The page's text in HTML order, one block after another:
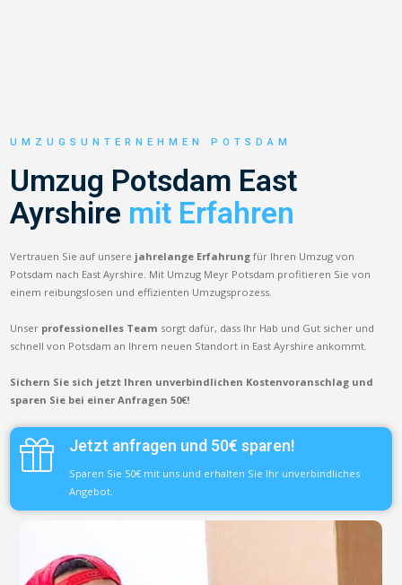
UMZUGSUNTERNEHMEN POTSDAM
Umzug Potsdam East
Ayrshire mit Erfahren
Vertrauen Sie auf unsere jahrelange Erfahrung für Ihren Umzug von
Potsdam nach East Ayrshire. Mit Umzug Meyr Potsdam profitieren Sie von
einem reibungslosen und effizienten Umzugsprozess.
Unser professionelles Team sorgt dafür, dass Ihr Hab und Gut sicher und
schnell von Potsdam an Ihrem neuen Standort in East Ayrshire ankommt.
Sichern Sie sich jetzt Ihren unverbindlichen Kostenvoranschlag und
sparen Sie bei einer Anfragen 50€!
Jetzt anfragen und 50€ sparen!
Sparen Sie 50€ mit uns und erhalten Sie Ihr unverbindliches
Angebot.